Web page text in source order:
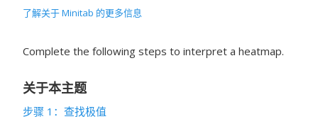
了解关于 Minitab 的更多信息
Complete the following steps to interpret a heatmap.
关于本主题
步骤 1：查找极值